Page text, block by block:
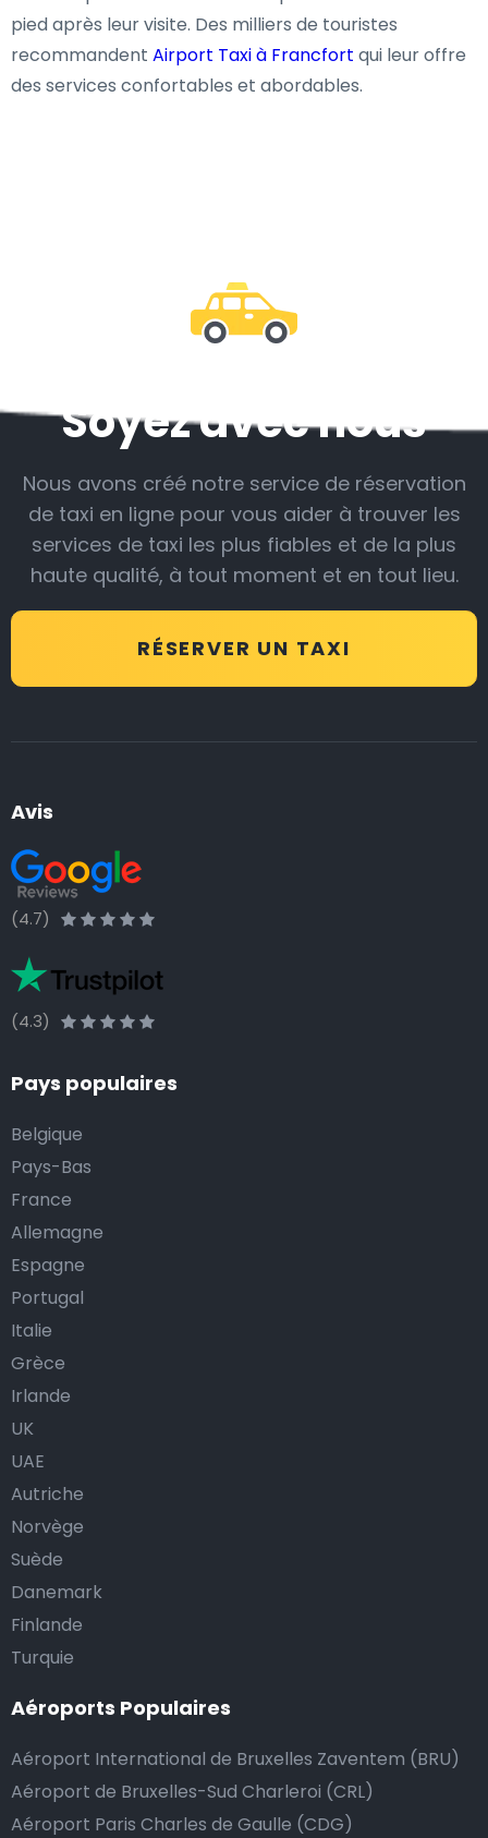
pied après leur visite. Des milliers de touristes
recommandent Airport Taxi à Francfort qui leur offre
des services confortables et abordables.
Soyez avec nous
Nous avons créé notre service de réservation
de taxi en ligne pour vous aider à trouver les
services de taxi les plus fiables et de la plus
haute qualité, à tout moment et en tout lieu.
RÉSERVER UN TAXI
Avis
(4.7)
(4.3)
Pays populaires
Belgique
Pays-Bas
France
Allemagne
Espagne
Portugal
Italie
Grèce
Irlande
UK
UAE
Autriche
Norvège
Suède
Danemark
Finlande
Turquie
Aéroports Populaires
Aéroport International de Bruxelles Zaventem (BRU)
Aéroport de Bruxelles-Sud Charleroi (CRL)
Aéroport Paris Charles de Gaulle (CDG)